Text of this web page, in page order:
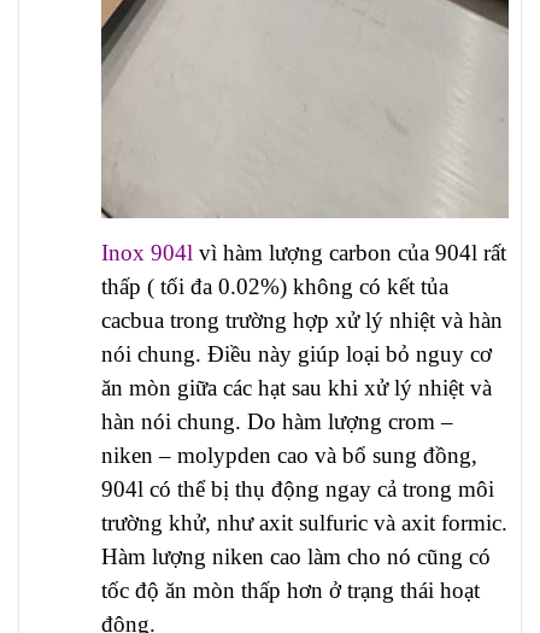
Inox 904l vì hàm lượng carbon của 904l rất
thấp ( tối đa 0.02%) không có kết tủa
cacbua trong trường hợp xử lý nhiệt và hàn
nói chung. Điều này giúp loại bỏ nguy cơ
ăn mòn giữa các hạt sau khi xử lý nhiệt và
hàn nói chung. Do hàm lượng crom –
niken – molypden cao và bổ sung đồng,
904l có thể bị thụ động ngay cả trong môi
trường khử, như axit sulfuric và axit formic.
Hàm lượng niken cao làm cho nó cũng có
tốc độ ăn mòn thấp hơn ở trạng thái hoạt
động.